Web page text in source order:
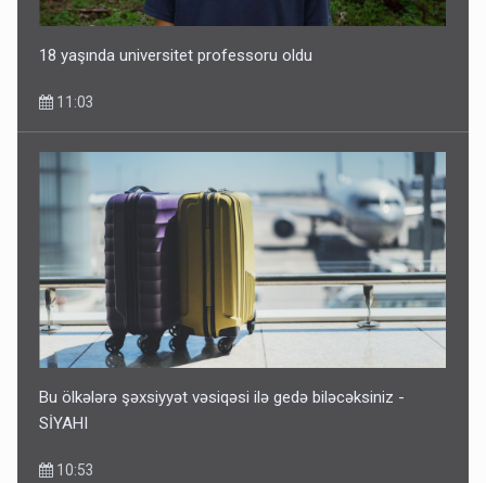
Rusiya Azərbaycan vətədaşlarını deport etdi
5 Avqust 11:53
18 yaşında universitet professoru oldu
11:03
Bu ölkələrə şəxsiyyət vəsiqəsi ilə gedə biləcəksiniz -
SİYAHI
10:53